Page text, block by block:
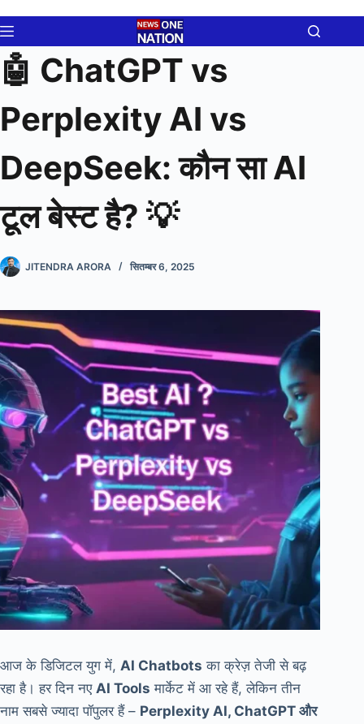
to
content
🤖 ChatGPT vs
Perplexity AI vs
DeepSeek: कौन सा AI
टूल बेस्ट है? 💡
JITENDRA ARORA सितम्बर 6, 2025
आज के डिजिटल युग में, AI Chatbots का क्रेज़ तेजी से बढ़
रहा है। हर दिन नए AI Tools मार्केट में आ रहे हैं, लेकिन तीन
नाम सबसे ज्यादा पॉपुलर हैं – Perplexity AI, ChatGPT और